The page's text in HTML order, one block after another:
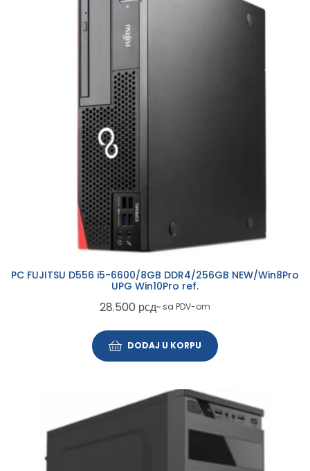
PC FUJITSU D556 i5-6600/8GB DDR4/256GB NEW/Win8Pro
UPG Win10Pro ref.
28.500 рсд~ sa PDV-om
DODAJ U KORPU